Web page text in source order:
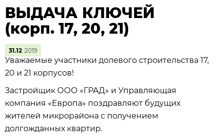
ВЫДАЧА КЛЮЧЕЙ
(корп. 17, 20, 21)
31.12 2019
Уважаемые участники долевого строительства 17,
20 и 21 корпусов!
Застройщик ООО «ГРАД» и Управляющая
компания «Европа» поздравляют будущих
жителей микрорайона с получением
долгожданных квартир.